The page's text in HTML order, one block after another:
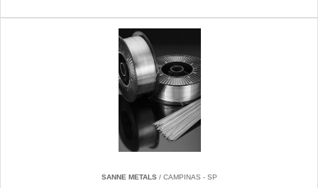
SANNE METALS/ CAMPINAS - SP